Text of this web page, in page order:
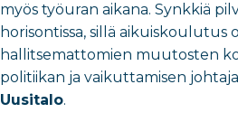
myös työuran aikana. Synkkiä
horisontissa, sillä aikuiskoulutus
hallitsemattomien muutosten
politiikan ja vaikuttamisen johtaja
Uusitalo.